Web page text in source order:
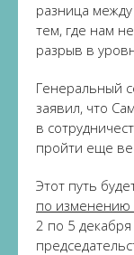
разница
тем, где нам
разрыв в
Генеральный
заявил, что
в
пройти еще
Этот путь
по изменению
2 по 5